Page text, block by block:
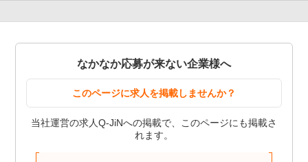
なかなか応募が来ない企業様へ
このページに求人を掲載しませんか？
当社運営の求人Q-JiNへの掲載で、このページにも掲載さ
れます。